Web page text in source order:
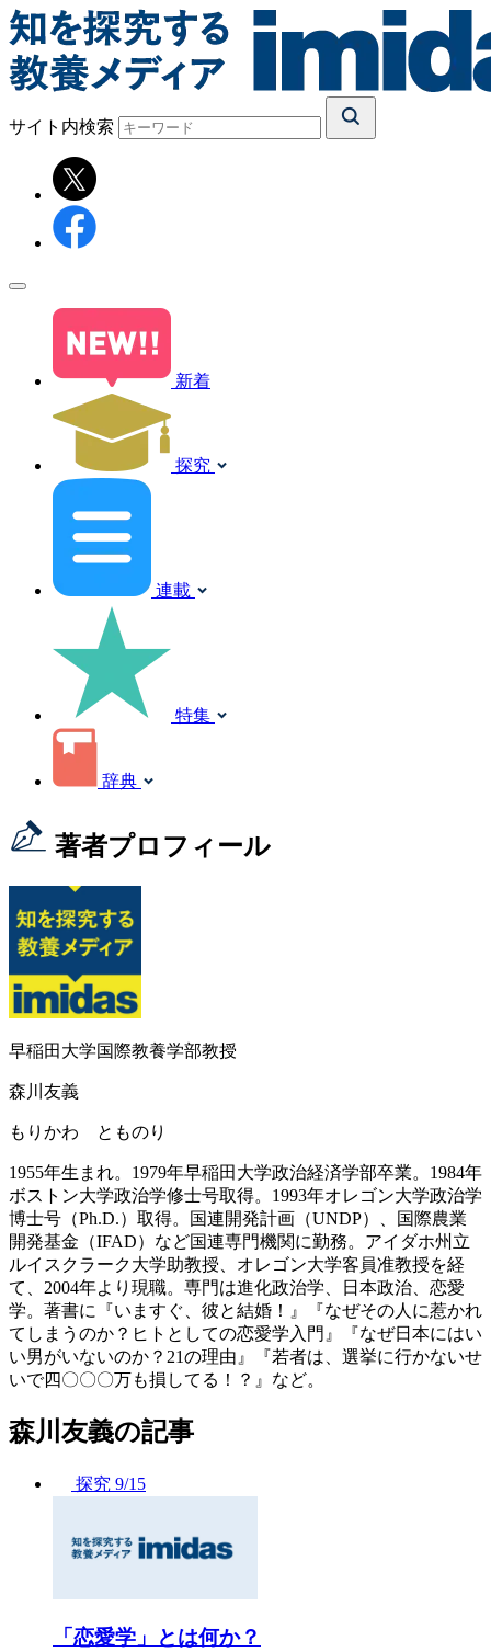
サイト内検索
新着
探究
連載
特集
辞典
著者プロフィール
早稲田大学国際教養学部教授
森川友義
もりかわ とものり
1955年生まれ。1979年早稲田大学政治経済学部卒業。1984年
ボストン大学政治学修士号取得。1993年オレゴン大学政治学
博士号（Ph.D.）取得。国連開発計画（UNDP）、国際農業
開発基金（IFAD）など国連専門機関に勤務。アイダホ州立
ルイスクラーク大学助教授、オレゴン大学客員准教授を経
て、2004年より現職。専門は進化政治学、日本政治、恋愛
学。著書に『いますぐ、彼と結婚！』『なぜその人に惹かれ
てしまうのか？ヒトとしての恋愛学入門』『なぜ日本にはい
い男がいないのか？21の理由』『若者は、選挙に行かないせ
いで四〇〇〇万も損してる！？』など。
森川友義の記事
探究 9/15
「恋愛学」とは何か？